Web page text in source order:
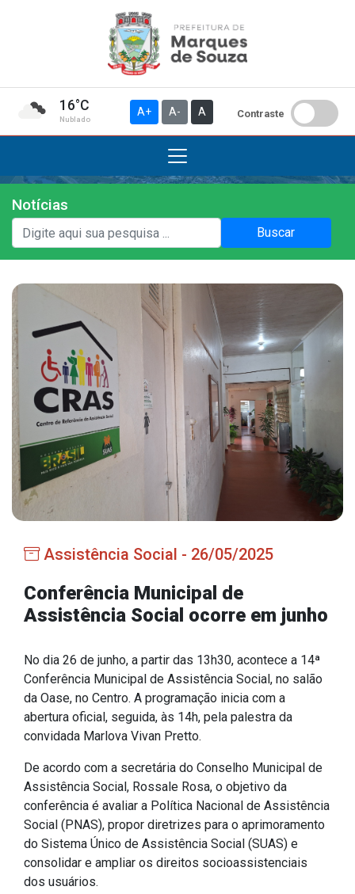
16°C
Nublado
A+ A- A Contraste
Institucional
A Prefeitura
Gabinete do Vice-prefeito
História do Município
Símbolos Oficiais
Estrutura Organizacional
Secretarias
Administração
Agricultura e Meio Ambiente
Educação, Cultura, Desporto e Turismo
Obras
Saúde
Serviços
IPTU 2026
Ouvidoria
Portal do Cidadão
Portal do Servidor
Notícias
Buscar
Assistência Social - 26/05/2025
Conferência Municipal de
Assistência Social ocorre em junho
No dia 26 de junho, a partir das 13h30, acontece a 14ª
Conferência Municipal de Assistência Social, no salão
da Oase, no Centro. A programação inicia com a
abertura oficial, seguida, às 14h, pela palestra da
convidada Marlova Vivan Pretto.
De acordo com a secretária do Conselho Municipal de
Assistência Social, Rossale Rosa, o objetivo da
conferência é avaliar a Política Nacional de Assistência
Social (PNAS), propor diretrizes para o aprimoramento
do Sistema Único de Assistência Social (SUAS) e
consolidar e ampliar os direitos socioassistenciais
dos usuários.